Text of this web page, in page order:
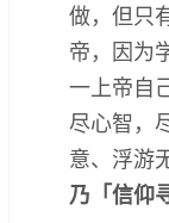
做，但只
帝，因为
一上帝自
尽心智，
意、浮游
乃「信仰